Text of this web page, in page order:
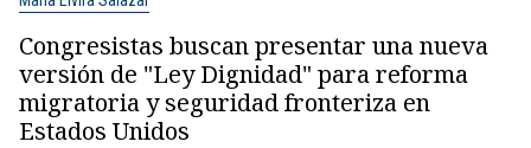
Congresistas buscan presentar una nueva
versión de "Ley Dignidad" para reforma
migratoria y seguridad fronteriza en
Estados Unidos